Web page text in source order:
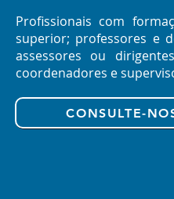
Profissionais com
superior; professores e
assessores ou
coordenadores e
CONSULTE-